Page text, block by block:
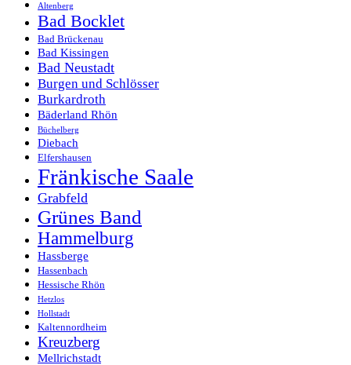
Altenberg
Bad Bocklet
Bad Brückenau
Bad Kissingen
Bad Neustadt
Burgen und Schlösser
Burkardroth
Bäderland Rhön
Büchelberg
Diebach
Elfershausen
Fränkische Saale
Grabfeld
Grünes Band
Hammelburg
Hassberge
Hassenbach
Hessische Rhön
Hetzlos
Hollstadt
Kaltennordheim
Kreuzberg
Mellrichstadt